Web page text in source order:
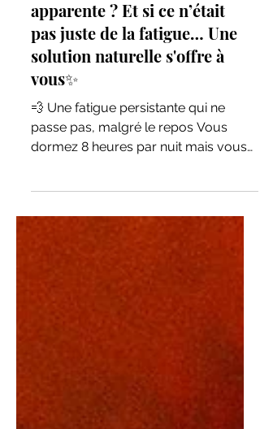
✨ Vous sentez une fatigue
persistante sans raison
apparente ? Et si ce n’était
pas juste de la fatigue… Une
solution naturelle s'offre à
vous✨
vous réveillez encore fatigué(e) ?...